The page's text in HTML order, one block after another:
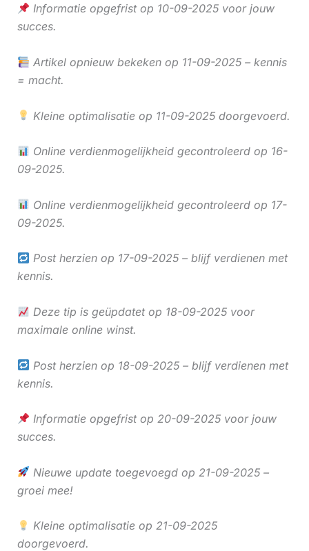
Informatie opgefrist op 10-09-2025 voor jouw
succes.
Artikel opnieuw bekeken op 11-09-2025 – kennis
= macht.
Kleine optimalisatie op 11-09-2025 doorgevoerd.
Online verdienmogelijkheid gecontroleerd op 16-
09-2025.
Online verdienmogelijkheid gecontroleerd op 17-
09-2025.
Post herzien op 17-09-2025 – blijf verdienen met
kennis.
Deze tip is geüpdatet op 18-09-2025 voor
maximale online winst.
Post herzien op 18-09-2025 – blijf verdienen met
kennis.
Informatie opgefrist op 20-09-2025 voor jouw
succes.
Nieuwe update toegevoegd op 21-09-2025 –
groei mee!
Kleine optimalisatie op 21-09-2025
doorgevoerd.